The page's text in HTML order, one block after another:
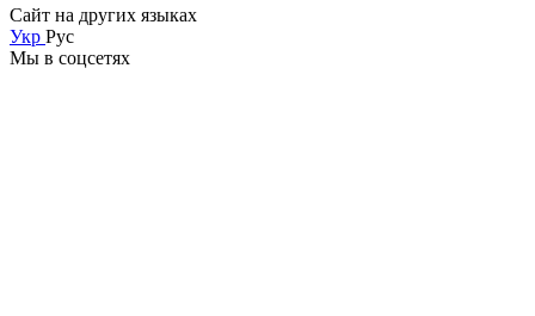
Сайт на других языках
Укр Рус
Мы в соцсетях